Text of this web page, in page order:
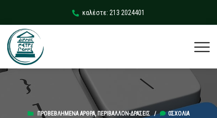
καλέστε: 213 2024401
ΠΡΟΒΕΒΛΗΜΈΝΑ ΆΡΘΡΑ, ΠΕΡΙΒΆΛΛΟΝ-ΔΡΆΣΕΙΣ / 0ΣΧΌΛΙΑ